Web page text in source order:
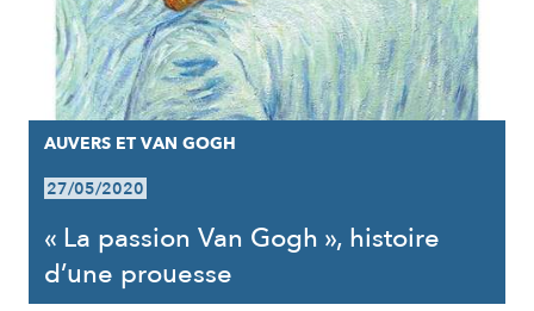
AUVERS ET VAN GOGH
27/05/2020
« La passion Van Gogh », histoire
d’une prouesse